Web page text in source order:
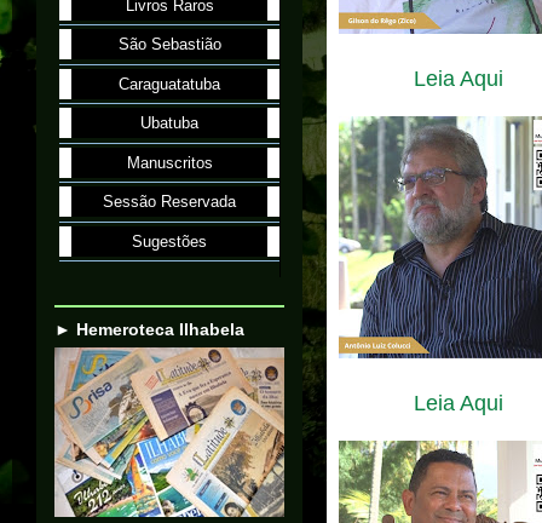
Leia Aqui
Leia Aqui
Livros Raros
São Sebastião
Caraguatatuba
Ubatuba
Manuscritos
Sessão Reservada
Sugestões
► Hemeroteca Ilhabela